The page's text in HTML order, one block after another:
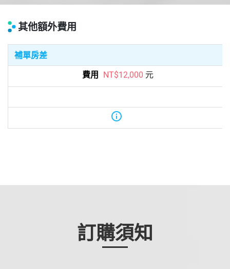
其他額外費用
補單房差
NT$12,000 元
info
訂購須知